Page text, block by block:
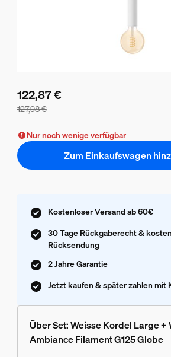
127,98 €
122,87 €
Nur noch wenige verfügbar
Zum Einkaufswagen
Kostenloser Versand ab 60€
30 Tage Rückgaberecht &
Rücksendung
2 Jahre Garantie
Jetzt kaufen & später zahlen mit
Über Set: Weisse Kordel Large +
Ambiance Filament G125 Globe